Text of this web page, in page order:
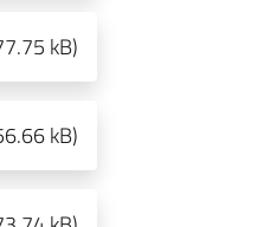
kB)
kB)